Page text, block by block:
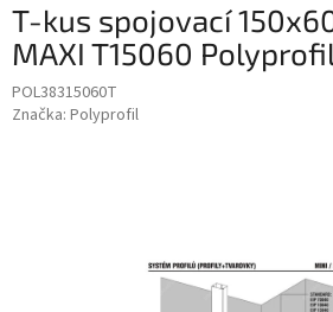
T-kus spojovací
MAXI T15060
POL38315060T
Značka: Polyprofil